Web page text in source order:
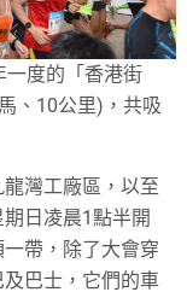
一度的「香港街
、10公里)，共吸
灣工廠區，以至
日凌晨1點半開
帶，除了大會穿
巴士，它們的車